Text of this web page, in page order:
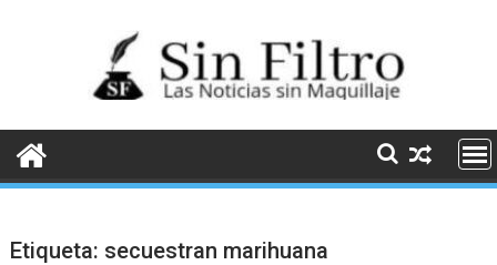
Etiqueta: secuestran marihuana